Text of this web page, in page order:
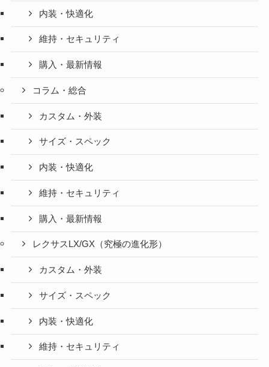
内装・快適化
維持・セキュリティ
購入・最新情報
コラム・総合
カスタム・外装
サイズ・スペック
内装・快適化
維持・セキュリティ
購入・最新情報
レクサスLX/GX（究極の進化形）
カスタム・外装
サイズ・スペック
内装・快適化
維持・セキュリティ